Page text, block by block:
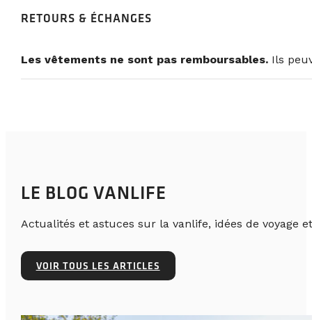
RETOURS & ÉCHANGES
Les vêtements ne sont pas remboursables.Ils
LE BLOG VANLIFE
Actualités et astuces sur la vanlife, idées de voyage
VOIR TOUS LES ARTICLES